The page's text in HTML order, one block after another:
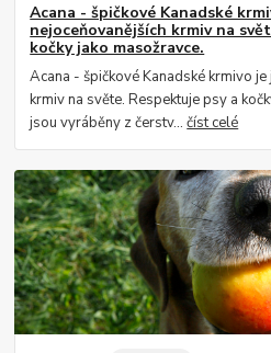
Acana - špičkové Kanadské
nejoceňovanějších krmiv na
kočky jako masožravce.
Acana - špičkové Kanadské krmivo
krmiv na světe. Respektuje psy a
jsou vyráběny z čerstv...číst celé